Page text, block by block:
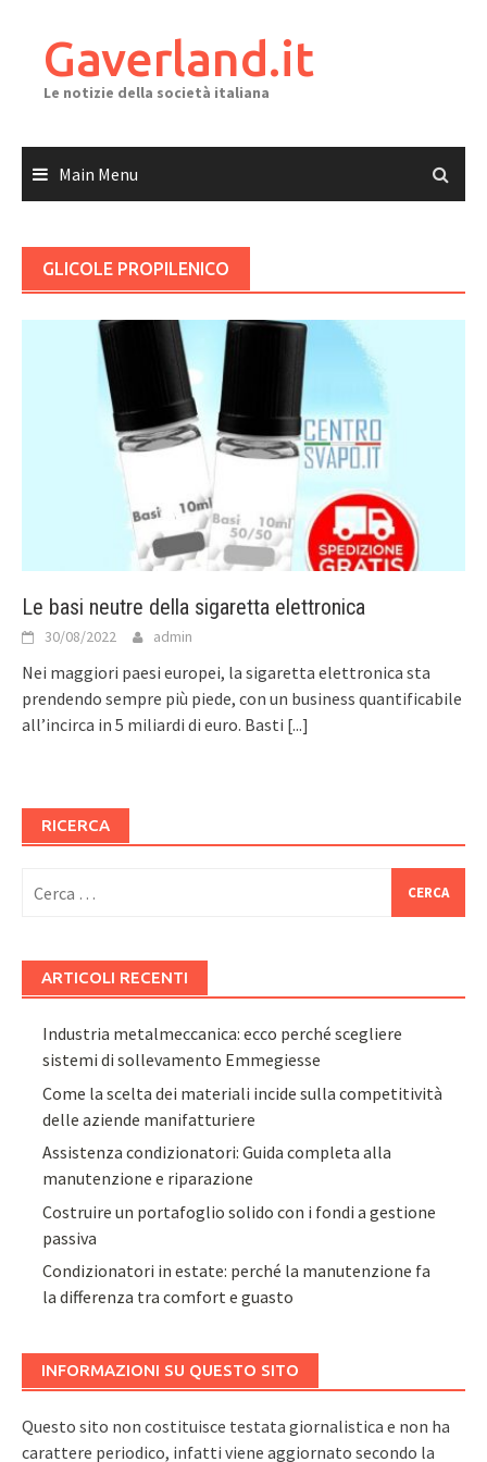
contentGaverland.it
Le notizie della società italiana
Main Menu
GLICOLE PROPILENICO
Le basi neutre della sigaretta elettronica
30/08/2022 admin
Nei maggiori paesi europei, la sigaretta elettronica sta
prendendo sempre più piede, con un business quantificabile
all’incirca in 5 miliardi di euro. Basti [...]
RICERCA
per:
ARTICOLI RECENTI
Industria metalmeccanica: ecco perché scegliere
sistemi di sollevamento Emmegiesse
Come la scelta dei materiali incide sulla competitività
delle aziende manifatturiere
Assistenza condizionatori: Guida completa alla
manutenzione e riparazione
Costruire un portafoglio solido con i fondi a gestione
passiva
Condizionatori in estate: perché la manutenzione fa
la differenza tra comfort e guasto
INFORMAZIONI SU QUESTO SITO
Questo sito non costituisce testata giornalistica e non ha
carattere periodico, infatti viene aggiornato secondo la